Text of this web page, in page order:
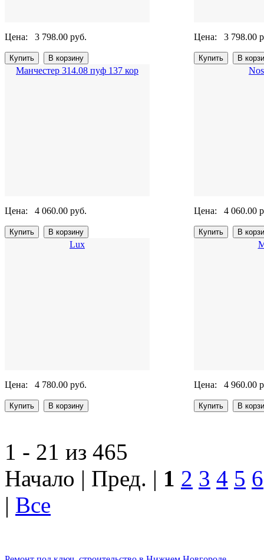
Цена: 3 798.00 руб. Цена: 3 798.00
Манчестер 314.08 пуф 137 кор
Цена: 4 060.00 руб. Цена: 4 060.00
Lux
Цена: 4 780.00 руб. Цена: 4 960.00
1 - 21 из 465
Начало | Пред. | 1 2 3 4 5 6
| Все